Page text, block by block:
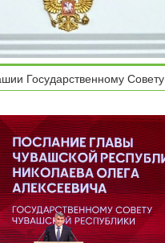
Государственному Совету